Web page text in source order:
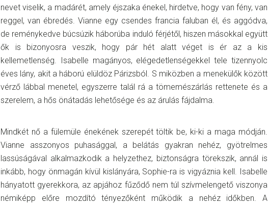
nevet viselik, a madárét, amely éjszaka énekel, hirdetve, hogy van fény, van
reggel, van ébredés. Vianne egy csendes francia faluban él, és aggódva,
de reménykedve búcsúzik háborúba induló férjétől, hiszen másokkal együtt
ők is bizonyosra veszik, hogy pár hét alatt véget is ér az a kis
kellemetlenség. Isabelle magányos, elégedetlenségekkel tele tizennyolc
éves lány, akit a háború elüldöz Párizsból. S miközben a menekülők között
vérző lábbal menetel, egyszerre talál rá a tömemészárlás rettenete és a
szerelem, a hős önátadás lehetősége és az árulás fájdalma.
Mindkét nő a fülemüle énekének szerepét töltik be, ki-ki a maga módján.
Vianne asszonyos puhasággal, a belátás gyakran nehéz, gyötrelmes
lassúságával alkalmazkodik a helyzethez, biztonságra törekszik, annál is
inkább, hogy önmagán kívül kislányára, Sophie-ra is vigyáznia kell. Isabelle
hányatott gyerekkora, az apjához fűződő nem túl szívmelengető viszonya
némiképp előre mozdító tényezőként működik a nehéz időkben. A